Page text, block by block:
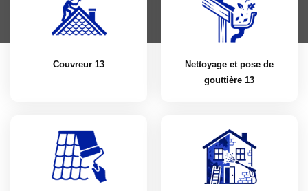
Couvreur 13
Nettoyage et pose de
gouttière 13